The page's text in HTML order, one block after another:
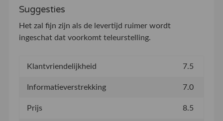
Suggesties
Het zal fijn zijn als de levertijd ruimer wordt
ingeschat dat voorkomt teleurstelling.
Klantvriendelijkheid 7.5
Informatieverstrekking 7.0
Prijs 8.5